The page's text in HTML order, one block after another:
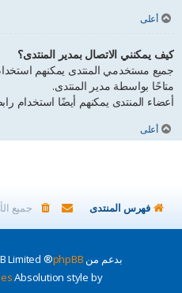
أعلى
كيف يمكنني الاتصال بمدير المنتدى؟
جميع مستخدمي المنتدى يمكنهم
متاحًا بواسطة مدير المنتدى.
أعضاء المنتدى يمكنهم أيضًا استخدام
أعلى
فهرس المنتدى جميع
بدعم من phpBB
® Forum Software © phpBB Limited
Absolution style by